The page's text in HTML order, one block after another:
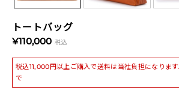
トートバッグ
¥110,000 税込
税込11,000円以上ご購入で送料は当社負担になりま
で